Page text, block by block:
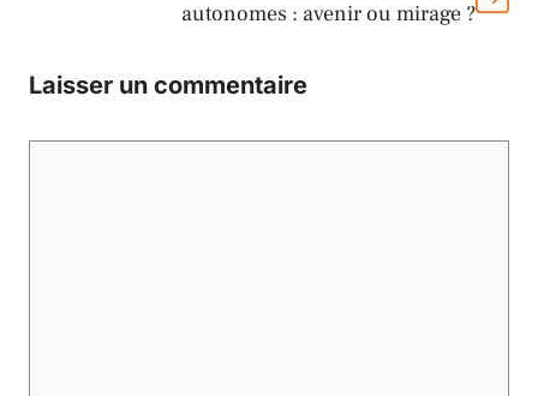
autonomes : avenir ou mirage ?
Laisser un commentaire